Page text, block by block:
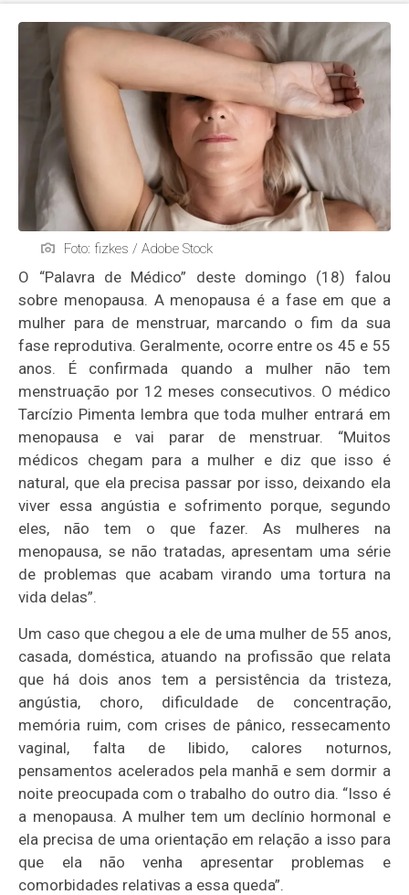
Foto: fizkes / Adobe Stock
O “Palavra de Médico” deste domingo (18) falou
sobre menopausa. A menopausa é a fase em que a
mulher para de menstruar, marcando o fim da sua
fase reprodutiva. Geralmente, ocorre entre os 45 e 55
anos. É confirmada quando a mulher não tem
menstruação por 12 meses consecutivos. O médico
Tarcízio Pimenta lembra que toda mulher entrará em
menopausa e vai parar de menstruar. “Muitos
médicos chegam para a mulher e diz que isso é
natural, que ela precisa passar por isso, deixando ela
viver essa angústia e sofrimento porque, segundo
eles, não tem o que fazer. As mulheres na
menopausa, se não tratadas, apresentam uma série
de problemas que acabam virando uma tortura na
vida delas”.
Um caso que chegou a ele de uma mulher de 55 anos,
casada, doméstica, atuando na profissão que relata
que há dois anos tem a persistência da tristeza,
angústia, choro, dificuldade de concentração,
memória ruim, com crises de pânico, ressecamento
vaginal, falta de libido, calores noturnos,
pensamentos acelerados pela manhã e sem dormir a
noite preocupada com o trabalho do outro dia. “Isso é
a menopausa. A mulher tem um declínio hormonal e
ela precisa de uma orientação em relação a isso para
que ela não venha apresentar problemas e
comorbidades relativas a essa queda”.